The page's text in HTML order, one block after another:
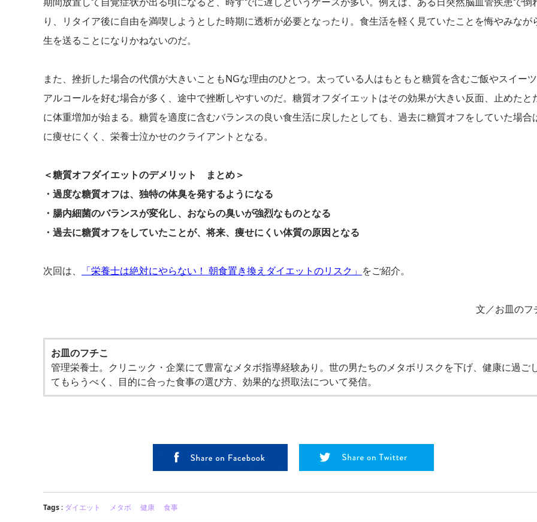
り、リタイア後に自由を満喫しようとした時期に透析が必要となったり。食生活を軽く見ていたことを悔やみなが
生を送ることになりかねないのだ。
また、挫折した場合の代償が大きいこともNGな理由のひとつ。太っている人はもともと糖質を含むご飯やスイー
アルコールを好む場合が多く、途中で挫断しやすいのだ。糖質オフダイエットはその効果が大きい反面、止めたと
に体重増加が始まる。糖質を適度に含むバランスの良い食生活に戻したとしても、過去に糖質オフをしていた場合
に痩せにくく、栄養士泣かせのクライアントとなる。
＜糖質オフダイエットのデメリット まとめ＞
・過度な糖質オフは、独特の体臭を発するようになる
・腸内細菌のバランスが変化し、おならの臭いが強烈なものとなる
・過去に糖質オフをしていたことが、将来、痩せにくい体質の原因となる
次回は、 「栄養士は絶対にやらない！ 朝食置き換えダイエットのリスク」 をご紹介。
文／お皿のフ
お皿のフチこ
管理栄養士。クリニック・企業にて豊富なメタボ指導経験あり。世の男たちのメタボリスクを下げ、健康に過ご
てもらうべく、目的に合った食事の選び方、効果的な摂取法について発信。
Tags : ダイエット メタボ 健康 食事